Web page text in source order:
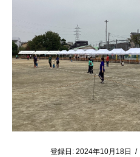
登録日: 2024年10月18日 /